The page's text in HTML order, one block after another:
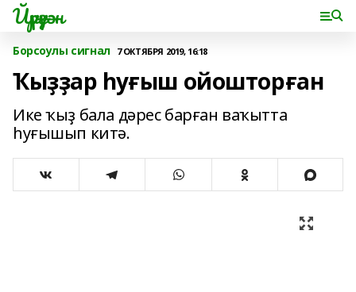
Йүрүҙән
Борсоулы сигнал 7 ОКТЯБРЯ 2019, 16:18
Ҡыҙҙар һуғыш ойошторған
Ике ҡыҙ бала дәрес барған ваҡытта
һуғышып китә.